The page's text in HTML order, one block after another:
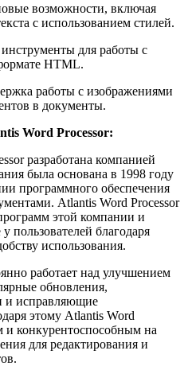
возможности, включая
с использованием стилей.
для работы с
HTML.
работы с изображениями
в документы.
Word Processor:
разработана компанией
была основана в 1998 году
программного обеспечения
Atlantis Word Processor
этой компании и
пользователей благодаря
использования.
работает над улучшением
обновления,
и исправляющие
этому Atlantis Word
и конкурентоспособным на
для редактирования и